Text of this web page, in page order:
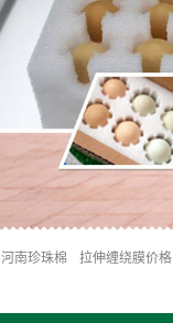
河南珍珠棉 拉伸缠绕膜价格